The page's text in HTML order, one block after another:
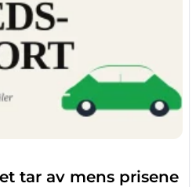
tar av mens prisene